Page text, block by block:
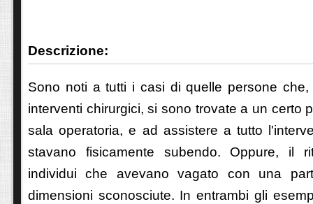
Descrizione:
Sono noti a tutti i casi di quelle persone
interventi chirurgici, si sono trovate a un certo
sala operatoria, e ad assistere a tutto
stavano fisicamente subendo. Oppure, il
individui che avevano vagato con una
dimensioni sconosciute. In entrambi gli